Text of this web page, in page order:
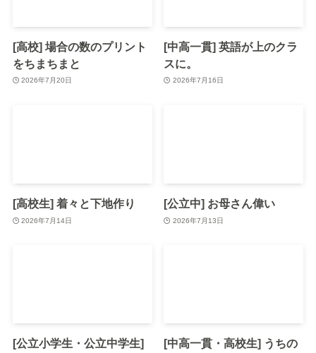
[高校] 場合の数のプリント
をちまちまと
2026年7月20日
[中高一貫] 英語が上のクラ
スに。
2026年7月16日
[高校生] 着々と下地作り
2026年7月14日
[公立中] お母さん偉い
2026年7月13日
[公立小学生・公立中学生]
[中高一貫・高校生] うちの